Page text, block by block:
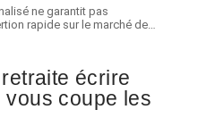
ne garantit pas
rapide sur le marché de…
écrire
vous coupe les